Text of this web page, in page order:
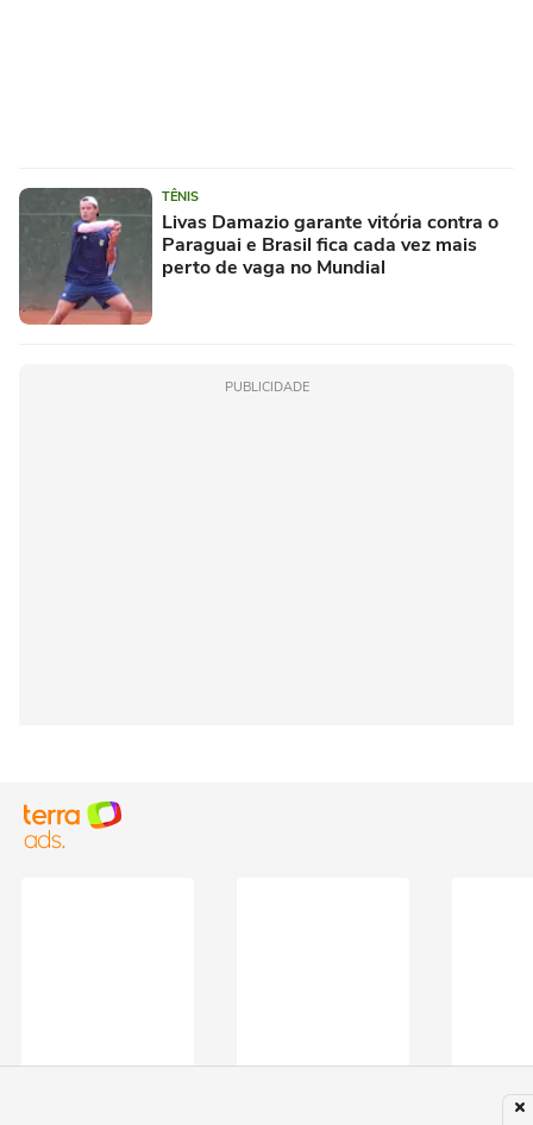
TÊNIS
Livas Damazio garante vitória contra o
Paraguai e Brasil fica cada vez mais
perto de vaga no Mundial
PUBLICIDADE